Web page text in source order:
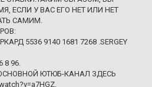
ЕСЛИ У ВАС ЕГО НЕТ ИЛИ НЕТ
САМИМ.
5536 9140 1681 7268 .SERGEY
8 96.
ЮТЮБ-КАНАЛ ЗДЕСЬ